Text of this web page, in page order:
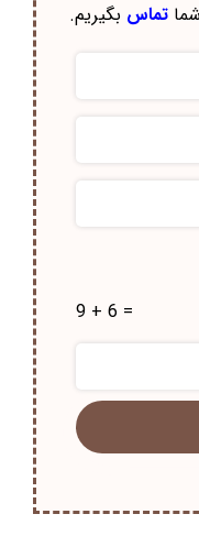
شماتماس بگیریم.
9 + 6 =